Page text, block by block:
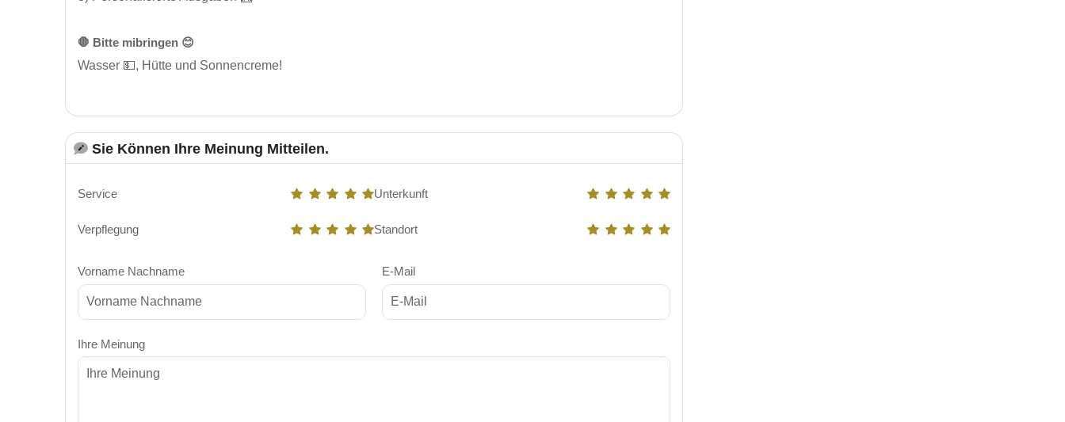
🛑 Bitte mibringen 😊
Wasser 💵, Hütte und Sonnencreme!
Sie Können Ihre Meinung Mitteilen.
Service Unterkunft
Verpflegung Standort
Vorname Nachname E-Mail
Ihre Meinung